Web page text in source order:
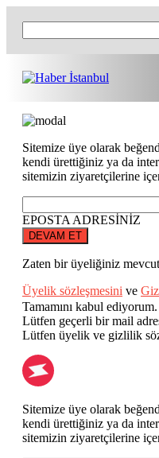
Sitemize üye olarak
kendi ürettiğiniz ya da
sitemizin ziyaretçilerine
EPOSTA ADRESİNİZ
DEVAM ET
Zaten bir üyeliğiniz
Üyelik sözleşmesini ve
Tamamını kabul ediyorum.
Lütfen geçerli bir mail
Lütfen üyelik ve gizlilik
Sitemize üye olarak
kendi ürettiğiniz ya da
sitemizin ziyaretçilerine